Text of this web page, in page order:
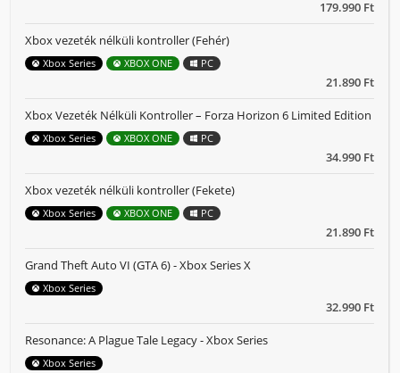
179.990 Ft
21.890 Ft
Xbox vezeték nélküli kontroller (Fehér)
Xbox Series XBOX ONE PC
34.990 Ft
Xbox Vezeték Nélküli Kontroller – Forza Horizon 6 Limited Edition
Xbox Series XBOX ONE PC
21.890 Ft
Xbox vezeték nélküli kontroller (Fekete)
Xbox Series XBOX ONE PC
32.990 Ft
Grand Theft Auto VI (GTA 6) - Xbox Series X
Xbox Series
Resonance: A Plague Tale Legacy - Xbox Series
Xbox Series